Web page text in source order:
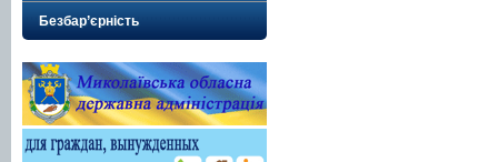
Безбар’єрність